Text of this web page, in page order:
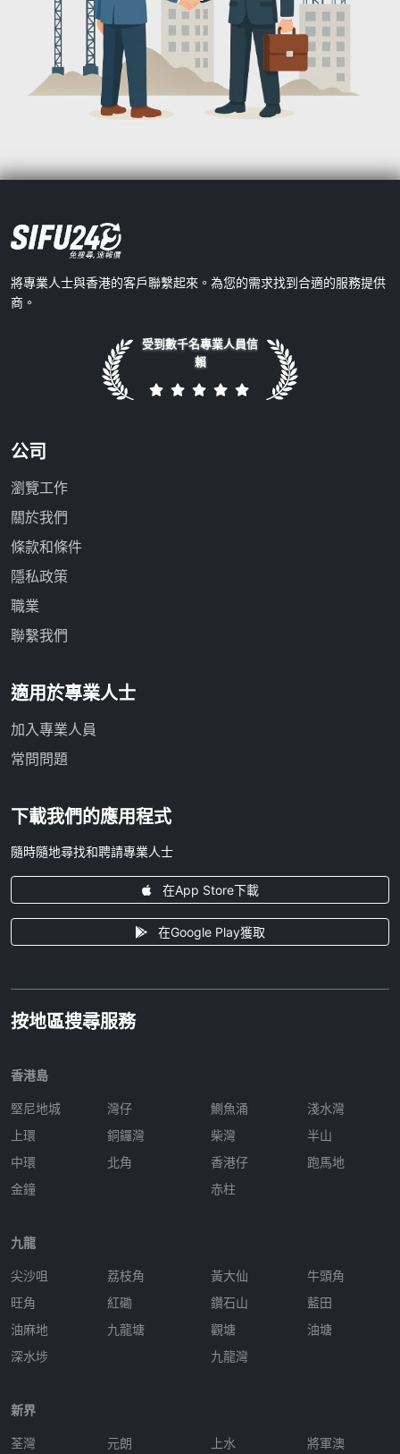
將專業人士與香港的客戶聯繫起來。為您的需求找到合適的服務提供
商。
受到數千名專業人員信
賴
公司
瀏覽工作
關於我們
條款和條件
隱私政策
職業
聯繫我們
適用於專業人士
加入專業人員
常問問題
下載我們的應用程式
隨時隨地尋找和聘請專業人士
在App Store下載
在Google Play獲取
按地區搜尋服務
香港島
堅尼地城
上環
中環
金鐘
灣仔
銅鑼灣
北角
鰂魚涌
柴灣
香港仔
赤柱
淺水灣
半山
跑馬地
九龍
尖沙咀
旺角
油麻地
深水埗
荔枝角
紅磡
九龍塘
黃大仙
鑽石山
觀塘
九龍灣
牛頭角
藍田
油塘
新界
荃灣
元朗
上水
將軍澳